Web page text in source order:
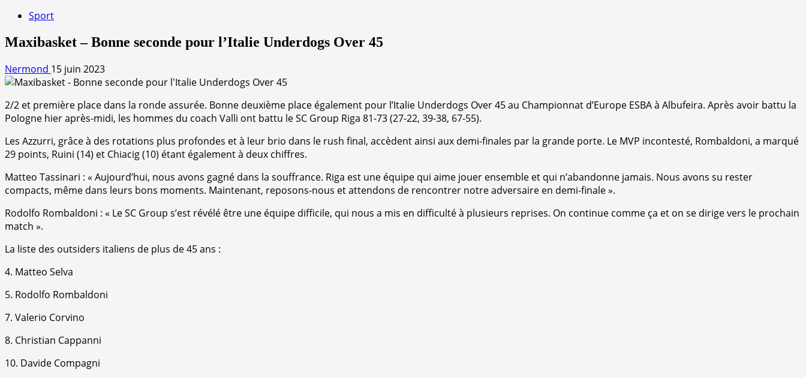
Sport
Maxibasket – Bonne seconde pour l’Italie Underdogs Over 45
Nermond 15 juin 2023
2/2 et première place dans la ronde assurée. Bonne deuxième place également pour l’Italie Underdogs Over 45 au Championnat d’Europe ESBA à Albufeira. Après avoir battu la
Pologne hier après-midi, les hommes du coach Valli ont battu le SC Group Riga 81-73 (27-22, 39-38, 67-55).
Les Azzurri, grâce à des rotations plus profondes et à leur brio dans le rush final, accèdent ainsi aux demi-finales par la grande porte. Le MVP incontesté, Rombaldoni, a marqué
29 points, Ruini (14) et Chiacig (10) étant également à deux chiffres.
Matteo Tassinari : « Aujourd’hui, nous avons gagné dans la souffrance. Riga est une équipe qui aime jouer ensemble et qui n’abandonne jamais. Nous avons su rester
compacts, même dans leurs bons moments. Maintenant, reposons-nous et attendons de rencontrer notre adversaire en demi-finale ».
Rodolfo Rombaldoni : « Le SC Group s’est révélé être une équipe difficile, qui nous a mis en difficulté à plusieurs reprises. On continue comme ça et on se dirige vers le prochain
match ».
La liste des outsiders italiens de plus de 45 ans :
4. Matteo Selva
5. Rodolfo Rombaldoni
7. Valerio Corvino
8. Christian Cappanni
10. Davide Compagni